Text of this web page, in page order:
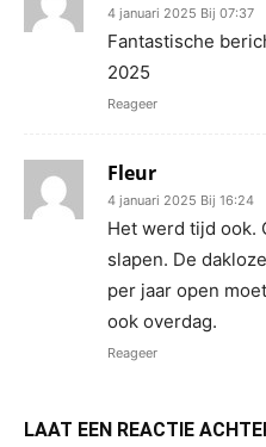
4 januari 2025 Bij 07:37
Fantastische
2025
Reageer
Fleur
4 januari 2025 Bij 16:24
Het werd tijd ook.
slapen. De
per jaar open
ook overdag.
Reageer
LAAT EEN REACTIE